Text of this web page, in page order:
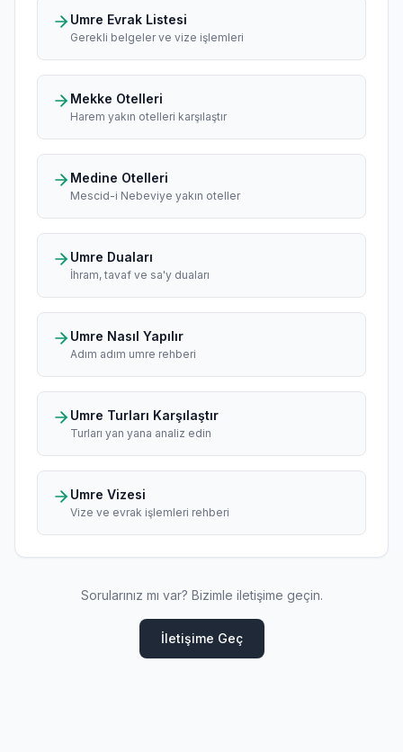
Umre Evrak Listesi
Gerekli belgeler ve vize işlemleri
Mekke Otelleri
Harem yakın otelleri karşılaştır
Medine Otelleri
Mescid-i Nebeviye yakın oteller
Umre Duaları
İhram, tavaf ve sa'y duaları
Umre Nasıl Yapılır
Adım adım umre rehberi
Umre Turları Karşılaştır
Turları yan yana analiz edin
Umre Vizesi
Vize ve evrak işlemleri rehberi
Sorularınız mı var? Bizimle iletişime geçin.
İletişime Geç